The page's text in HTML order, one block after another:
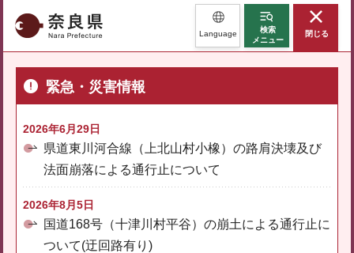
奈良県 Language
検索
メニュー
閉じる
緊急・災害情報
2026年6月29日
県道東川河合線（上北山村小橡）の路肩決壊及び
法面崩落による通行止について
2026年8月5日
国道168号（十津川村平谷）の崩土による通行止に
ついて(迂回路有り)